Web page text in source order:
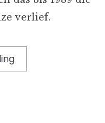
verlief.